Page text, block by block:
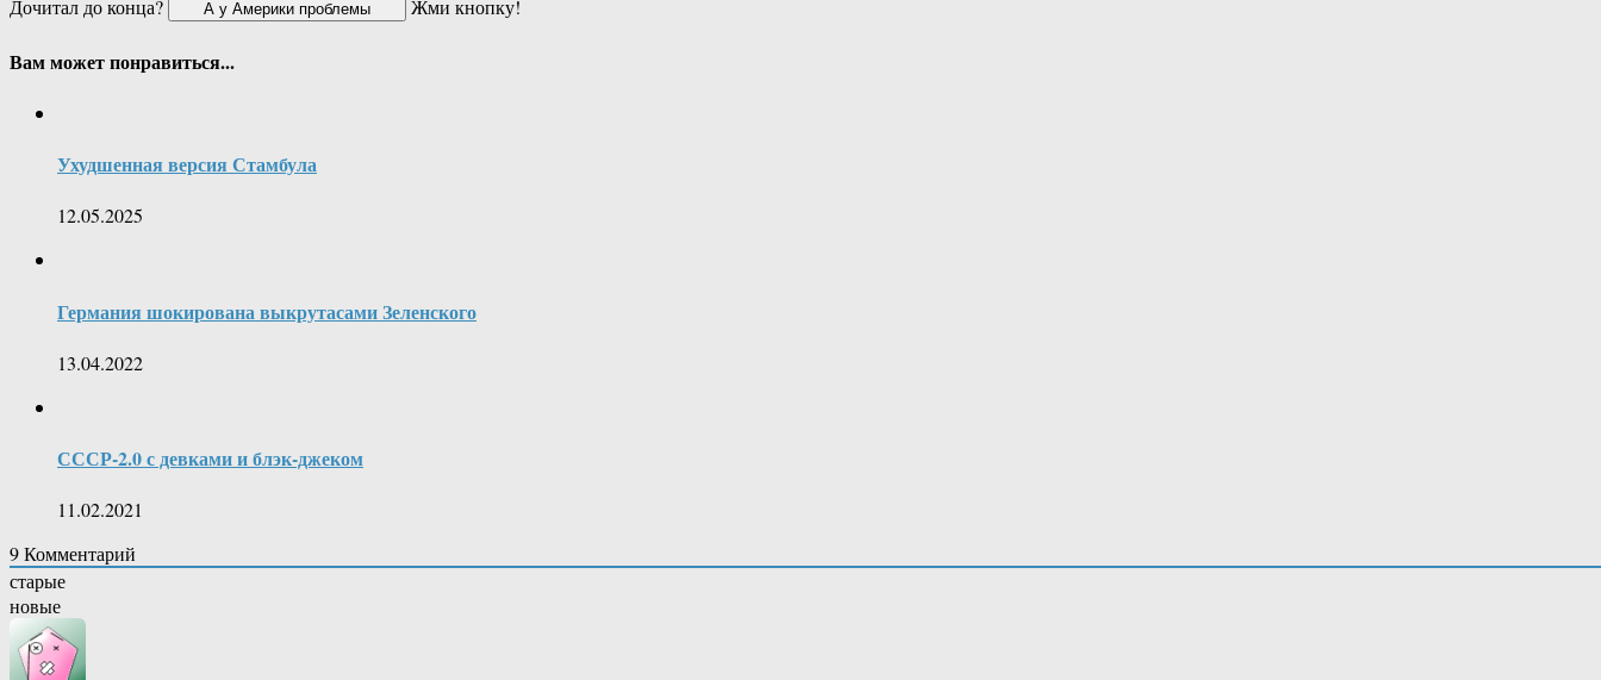
Дочитал до конца?
Жми кнопку!
Вам может понравиться...
Ухудшенная версия Стамбула
12.05.2025
Германия шокирована выкрутасами Зеленского
13.04.2022
СССР-2.0 с девками и блэк-джеком
11.02.2021
9Комментарий
старые
новые